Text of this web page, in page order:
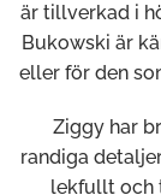
är tillverkad i
Bukowski är
eller för den
Ziggy har
randiga
lekfullt och